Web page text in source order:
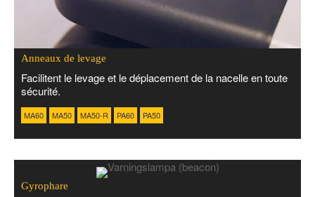
Anneaux de levage
Facilitent le levage et le déplacement de la nacelle en toute
sécurité.
MA60 MA50 MA50-R PA60 PA50
Gyrophare